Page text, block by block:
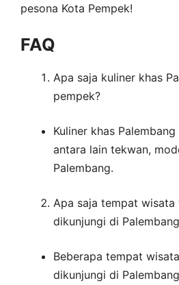
pesona Kota Pempek!
FAQ
Apa saja kuliner khas
pempek?
Kuliner khas
antara lain tekwan,
Palembang.
Apa saja tempat wisata
dikunjungi di
Beberapa tempat
dikunjungi di